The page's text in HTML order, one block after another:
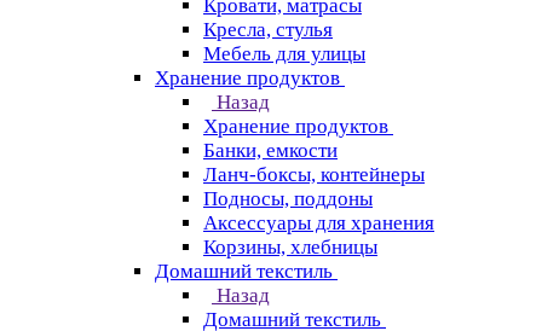
Кровати, матрасы
Кресла, стулья
Мебель для улицы
Хранение продуктов
Назад
Хранение продуктов
Банки, емкости
Ланч-боксы, контейнеры
Подносы, поддоны
Аксессуары для хранения
Корзины, хлебницы
Домашний текстиль
Назад
Домашний текстиль